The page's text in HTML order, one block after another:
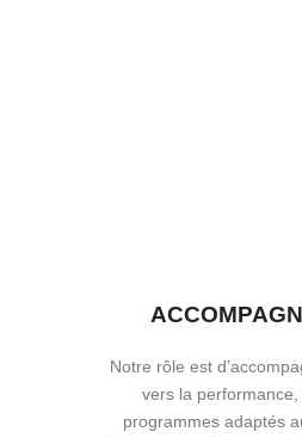
Notre rôle est
vers la
programmes adaptés